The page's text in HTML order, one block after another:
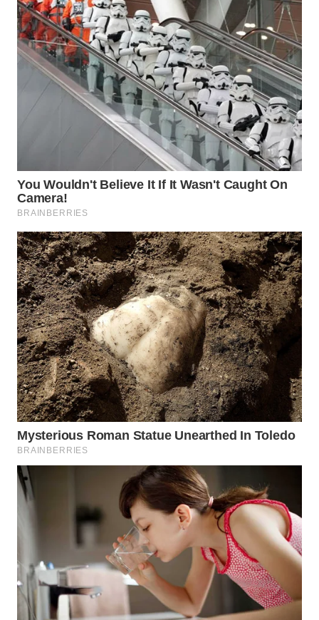
WN
BOGOR
WN
DEPOK
WN
SAMOSIR
WN
PADANG
LAWAS
WN
SUMEDANG
WN
CIANJUR
WN
KEPULAUAN
SERIBU
TANGERANG
WN
CIREBON